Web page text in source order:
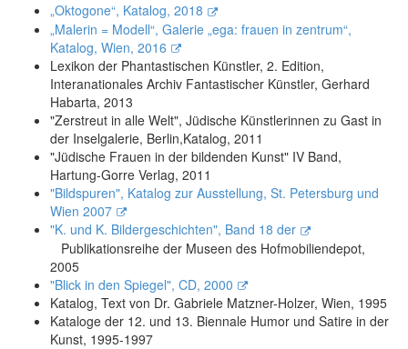
„Oktogone“, Katalog, 2018
„Malerin = Modell“, Galerie „ega: frauen in zentrum“,
Katalog, Wien, 2016
Lexikon der Phantastischen Künstler, 2. Edition,
Interanationales Archiv Fantastischer Künstler, Gerhard
Habarta, 2013
"Zerstreut in alle Welt", Jüdische Künstlerinnen zu Gast in
der Inselgalerie, Berlin,Katalog, 2011
"Jüdische Frauen in der bildenden Kunst" IV Band,
Hartung-Gorre Verlag, 2011
"Bildspuren", Katalog zur Ausstellung, St. Petersburg und
Wien 2007
"K. und K. Bildergeschichten", Band 18 der
Publikationsreihe der Museen des Hofmobiliendepot,
2005
"Blick in den Spiegel", CD, 2000
Katalog, Text von Dr. Gabriele Matzner-Holzer, Wien, 1995
Kataloge der 12. und 13. Biennale Humor und Satire in der
Kunst, 1995-1997